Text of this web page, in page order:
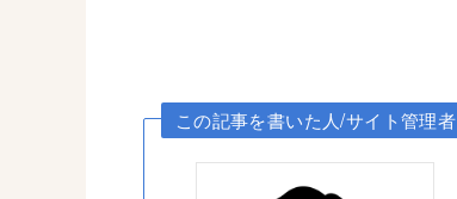
この記事を書いた人/サイト管理者